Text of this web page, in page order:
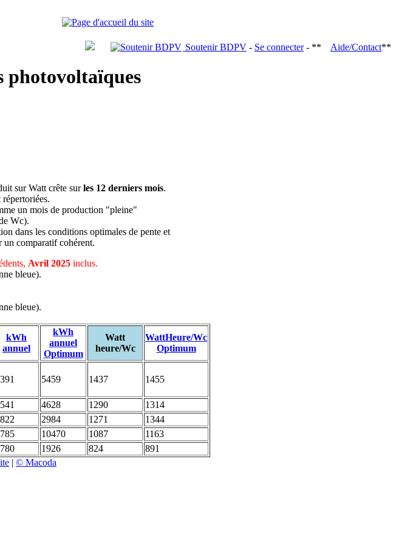
Soutenir BDPV - Se connecter- ** Aide/Contact**
photovoltaïques
sur Watt crête surles 12 derniers mois.
un mois de production "pleine"
Wc).
dans les conditions optimales de pente et
comparatif cohérent.
Avril 2025inclus.
bleue).
bleue).
kWh
annuel
kWh
annuel
Optimum
Watt
heure/Wc
WattHeure/Wc
Optimum
5459 1437 1455
4628 1290
1314
2984 1271
1344
10470 1087
1163
1926 824
891
| © Macoda